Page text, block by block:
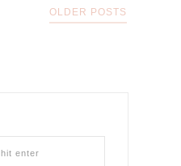
OLDER POSTS